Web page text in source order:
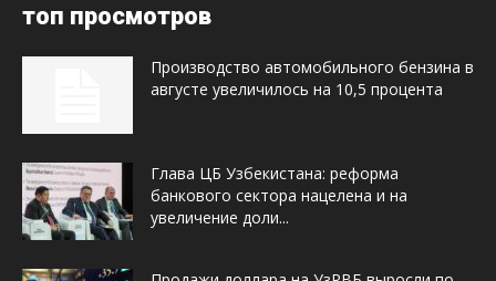
топ просмотров
Производство автомобильного бензина в
августе увеличилось на 10,5 процента
Глава ЦБ Узбекистана: реформа
банкового сектора нацелена и на
увеличение доли...